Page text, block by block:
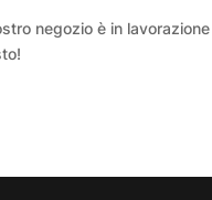
negozio è in lavorazione